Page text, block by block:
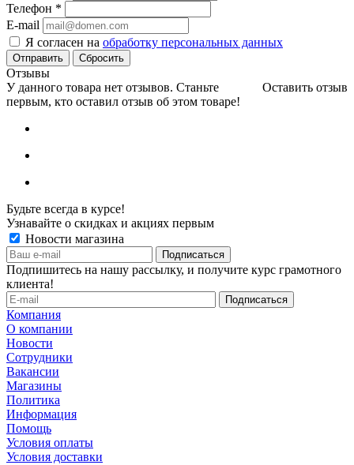
Телефон *
E-mail
Я согласен на обработку персональных данных
Сбросить
Отзывы
Оставить отзыв
У данного товара нет отзывов. Станьте
первым, кто оставил отзыв об этом товаре!
Будьте всегда в курсе!
Узнавайте о скидках и акциях первым
Новости магазина
Подпишитесь на нашу рассылку, и получите курс грамотного
клиента!
Компания
О компании
Новости
Сотрудники
Вакансии
Магазины
Политика
Информация
Помощь
Условия оплаты
Условия доставки